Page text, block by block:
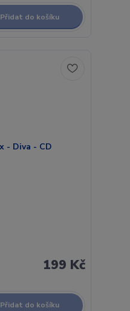
Přidat do košíku
199 Kč
Přidat do košíku